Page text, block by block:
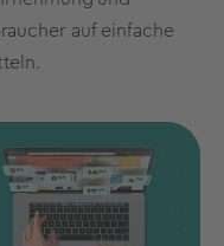
auf einfache